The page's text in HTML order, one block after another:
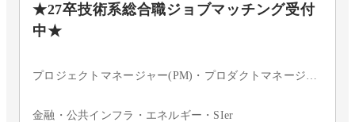
★27卒技術系総合職ジョブマッチング受付
中★
金融・公共インフラ・エネルギー・SIer